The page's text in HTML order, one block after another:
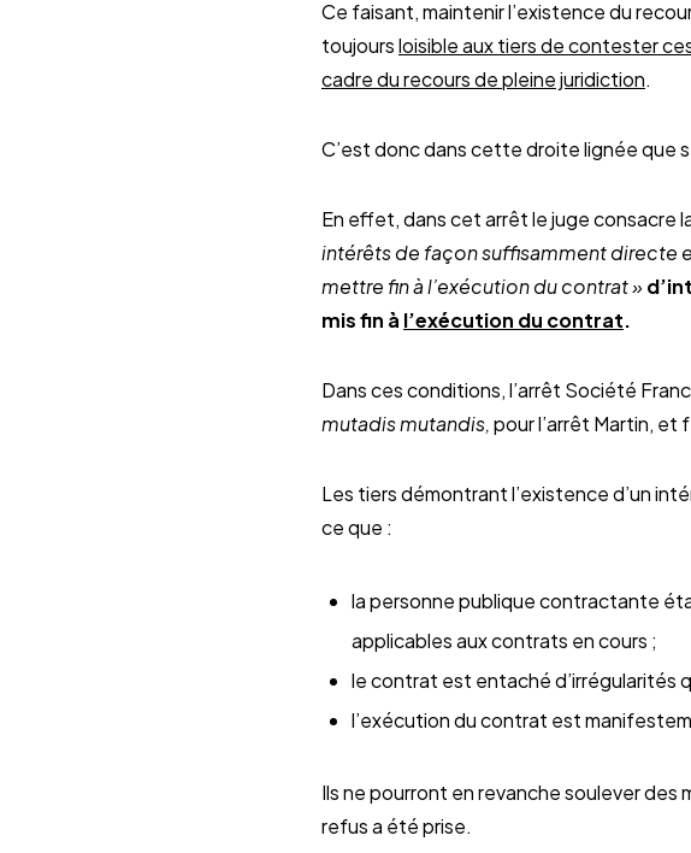
Ce faisant, maintenir l’existence du
toujoursloisible aux tiers de contester
cadre du recours de pleine juridiction.
C’est donc dans cette droite lignée que
En effet, dans cet arrêt le juge consacre
intérêts de façon suffisamment directe
mettre fin à l’exécution du contrat »
mis fin à l’exécution du contrat.
Dans ces conditions, l’arrêt Société
mutadis mutandis,pour l’arrêt Martin, et
Les tiers démontrant l’existence d’un
ce que :
la personne publique contractante
applicables aux contrats en cours ;
le contrat est entaché d’irrégularités
l’exécution du contrat est
Ils ne pourront en revanche soulever des
refus a été prise.